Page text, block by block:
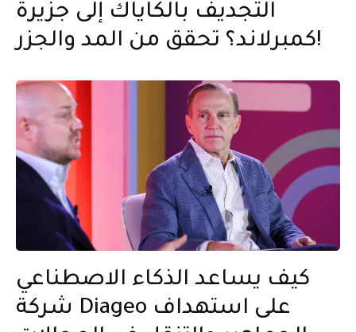
التجديف بالكاياك إلى جزيرة
كمبرلاند؟ تحقق من المد والجزر!
كيف يساعد الذكاء الاصطناعي
شركة Diageo على استهداف